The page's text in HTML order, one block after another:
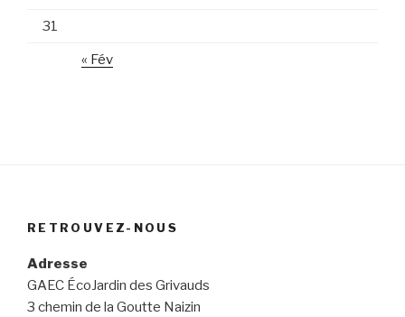
31
« Fév
RETROUVEZ-NOUS
Adresse
GAEC ÉcoJardin des Grivauds
3 chemin de la Goutte Naizin